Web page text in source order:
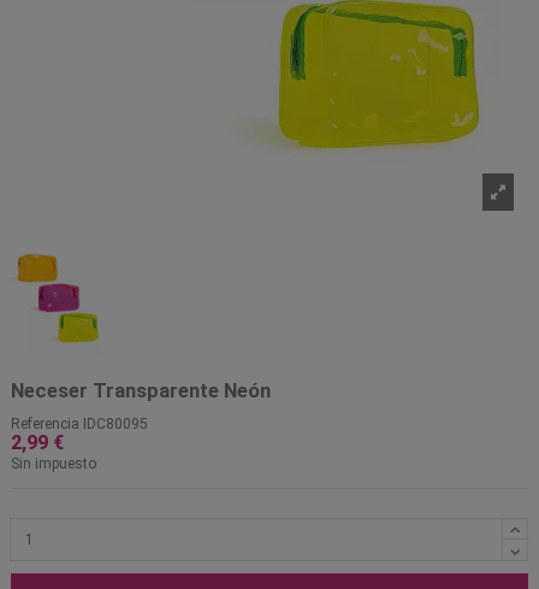
Neceser Transparente Neón
Referencia IDC80095
2,99 €
Sin impuesto